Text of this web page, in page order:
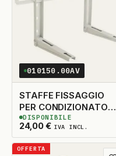
010150.00AV
STAFFE FISSAGGIO
PER CONDIZIONATORE
120KG
24,00€ IVA INCL.
2DISPONIBILI
DISPONIBILE
OFFERTA